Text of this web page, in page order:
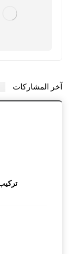
آخر المشاركات
تركيب